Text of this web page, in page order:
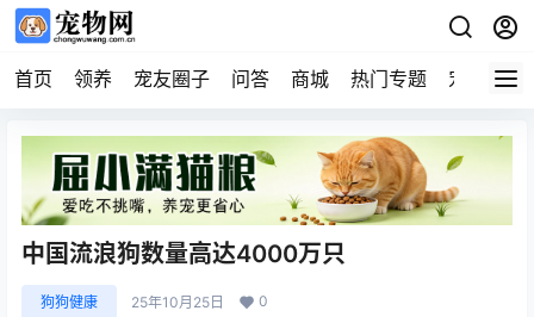
首页 领养 宠友圈子 问答 商城 热门专题 宠物企业
中国流浪狗数量高达4000万只
狗狗健康 25年10月25日 0